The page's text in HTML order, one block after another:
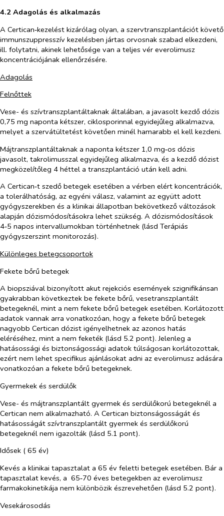
4.2 Adagolás és alkalmazás
A Certican‑kezelést kizárólag olyan, a szervtranszplantációt követő
immunszuppresszív kezelésben jártas orvosnak szabad elkezdeni,
ill. folytatni, akinek lehetősége van a teljes vér everolimusz
koncentrációjának ellenőrzésére.
Adagolás
Felnőttek
Vese- és szívtranszplantáltaknak általában, a javasolt kezdő dózis
0,75 mg naponta kétszer, ciklosporinnal egyidejűleg alkalmazva,
melyet a szervátültetést követően minél hamarabb el kell kezdeni.
Májtranszplantáltaknak a naponta kétszer 1,0 mg‑os dózis
javasolt, takrolimusszal egyidejűleg alkalmazva, és a kezdő dózist
megközelítőleg 4 héttel a transzplantáció után kell adni.
A Certican‑t szedő betegek esetében a vérben elért koncentrációk,
a tolerálhatóság, az egyéni válasz, valamint az együtt adott
gyógyszerekben és a klinikai állapotban bekövetkező változások
alapján dózismódosításokra lehet szükség. A dózismódosítások
4‑5 napos intervallumokban történhetnek (lásd Terápiás
gyógyszerszint monitorozás).
Különleges betegcsoportok
Fekete bőrű betegek
A biopsziával bizonyított akut rejekciós események szignifikánsan
gyakrabban következtek be fekete bőrű, vesetranszplantált
betegeknél, mint a nem fekete bőrű betegek esetében. Korlátozott
adatok vannak arra vonatkozóan, hogy a fekete bőrű betegek
nagyobb Certican dózist igényelhetnek az azonos hatás
eléréséhez, mint a nem feketék (lásd 5.2 pont). Jelenleg a
hatásossági és biztonságossági adatok túlságosan korlátozottak,
ezért nem lehet specifikus ajánlásokat adni az everolimusz adására
vonatkozóan a fekete bőrű betegeknek.
Gyermekek és serdülők
Vese- és májtranszplantált gyermek és serdülőkorú betegeknél a
Certican nem alkalmazható. A Certican biztonságosságát és
hatásosságát szívtranszplantált gyermek és serdülőkorú
betegeknél nem igazolták (lásd 5.1 pont).
Idősek ( 65 év)
Kevés a klinikai tapasztalat a 65 év feletti betegek esetében. Bár a
tapasztalat kevés, a 65‑70 éves betegekben az everolimusz
farmakokinetikája nem különbözik észrevehetően (lásd 5.2 pont).
Vesekárosodás